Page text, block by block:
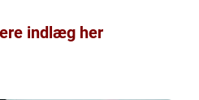
indlæg her